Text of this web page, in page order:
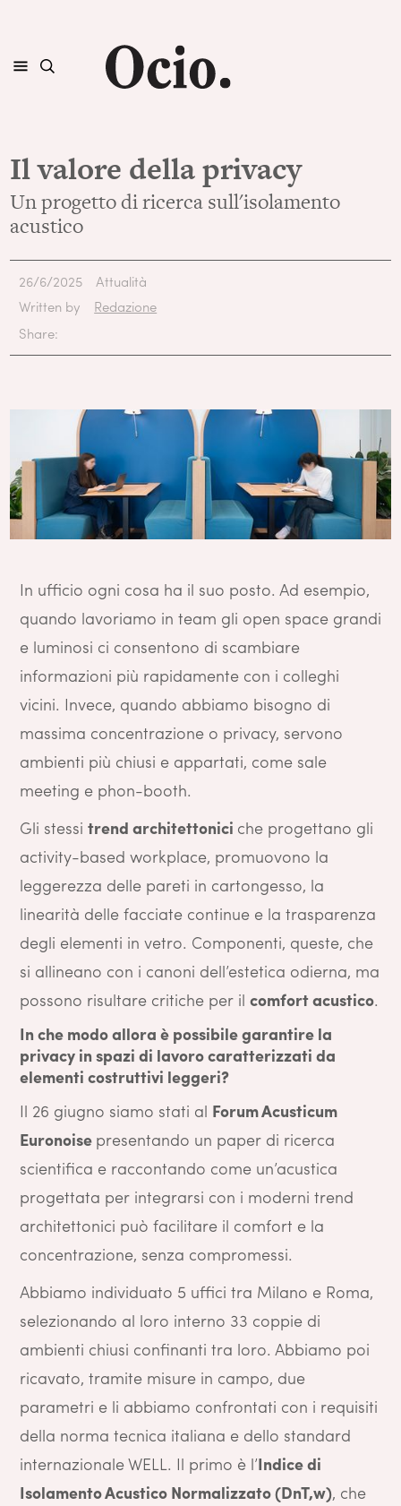
Il valore della privacy
Un progetto di ricerca sull'isolamento
acustico
26/6/2025
Attualità
Written by
Redazione
Share:
In ufficio ogni cosa ha il suo posto. Ad esempio,
quando lavoriamo in team gli open space grandi
e luminosi ci consentono di scambiare
informazioni più rapidamente con i colleghi
vicini. Invece, quando abbiamo bisogno di
massima concentrazione o privacy, servono
ambienti più chiusi e appartati, come sale
meeting e phon-booth.
Gli stessi trend architettonici che progettano gli
activity-based workplace, promuovono la
leggerezza delle pareti in cartongesso, la
linearità delle facciate continue e la trasparenza
degli elementi in vetro. Componenti, queste, che
si allineano con i canoni dell’estetica odierna, ma
possono risultare critiche per il comfort acustico.
In che modo allora è possibile garantire la
privacy in spazi di lavoro caratterizzati da
elementi costruttivi leggeri?
Il 26 giugno siamo stati al Forum Acusticum
Euronoise presentando un paper di ricerca
scientifica e raccontando come un’acustica
progettata per integrarsi con i moderni trend
architettonici può facilitare il comfort e la
concentrazione, senza compromessi.
Abbiamo individuato 5 uffici tra Milano e Roma,
selezionando al loro interno 33 coppie di
ambienti chiusi confinanti tra loro. Abbiamo poi
ricavato, tramite misure in campo, due
parametri e li abbiamo confrontati con i requisiti
della norma tecnica italiana e dello standard
internazionale WELL. Il primo è l’Indice di
Isolamento Acustico Normalizzato (DnT,w), che